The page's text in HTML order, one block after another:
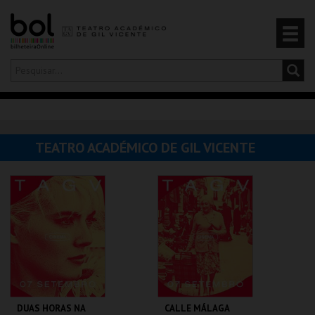
Olá,iniciar sessão
CARRINHO
EVENTOS
CARTÕES
PRODUTOS
TEATRO ACADÉMICO DE GIL VICENTE
DUAS HORAS NA
CALLE MÁLAGA